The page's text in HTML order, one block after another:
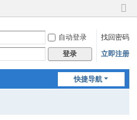
切
到
窄
自动登录
找回密码
登录 立即注册
快捷导航